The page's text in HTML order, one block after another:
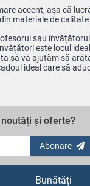
accent, așa că
materiale de
sau
este locul
să vă ajutăm să
ideal care să
și oferte?
Abonare
Bunătăți